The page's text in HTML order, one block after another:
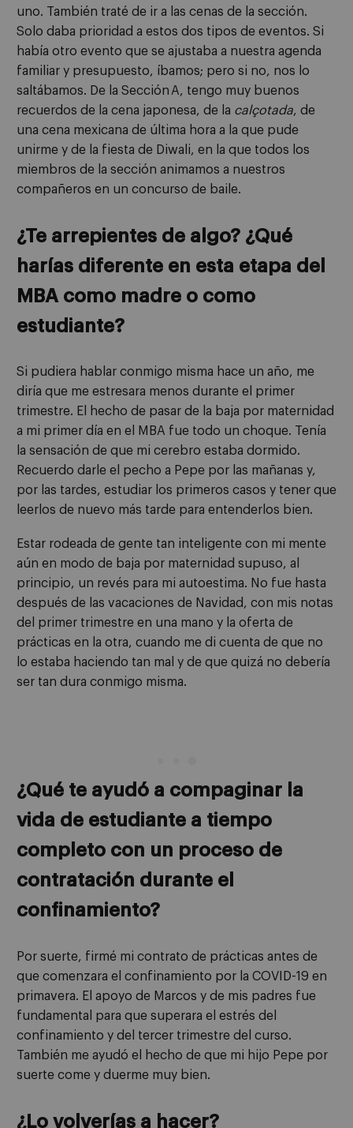
uno. También traté de ir a las cenas de la sección.
Solo daba prioridad a estos dos tipos de eventos. Si
había otro evento que se ajustaba a nuestra agenda
familiar y presupuesto, íbamos; pero si no, nos lo
saltábamos. De la Sección A, tengo muy buenos
recuerdos de la cena japonesa, de la calçotada, de
una cena mexicana de última hora a la que pude
unirme y de la fiesta de Diwali, en la que todos los
miembros de la sección animamos a nuestros
compañeros en un concurso de baile.
¿Te arrepientes de algo? ¿Qué
harías diferente en esta etapa del
MBA como madre o como
estudiante?
Si pudiera hablar conmigo misma hace un año, me
diría que me estresara menos durante el primer
trimestre. El hecho de pasar de la baja por maternidad
a mi primer día en el MBA fue todo un choque. Tenía
la sensación de que mi cerebro estaba dormido.
Recuerdo darle el pecho a Pepe por las mañanas y,
por las tardes, estudiar los primeros casos y tener que
leerlos de nuevo más tarde para entenderlos bien.
Estar rodeada de gente tan inteligente con mi mente
aún en modo de baja por maternidad supuso, al
principio, un revés para mi autoestima. No fue hasta
después de las vacaciones de Navidad, con mis notas
del primer trimestre en una mano y la oferta de
prácticas en la otra, cuando me di cuenta de que no
lo estaba haciendo tan mal y de que quizá no debería
ser tan dura conmigo misma.
¿Qué te ayudó a compaginar la
vida de estudiante a tiempo
completo con un proceso de
contratación durante el
confinamiento?
Por suerte, firmé mi contrato de prácticas antes de
que comenzara el confinamiento por la COVID-19 en
primavera. El apoyo de Marcos y de mis padres fue
fundamental para que superara el estrés del
confinamiento y del tercer trimestre del curso.
También me ayudó el hecho de que mi hijo Pepe por
suerte come y duerme muy bien.
¿Lo volverías a hacer?